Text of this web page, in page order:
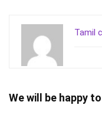
Tamil
We will be happy